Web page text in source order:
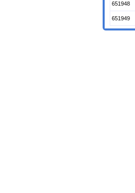
651948
651949